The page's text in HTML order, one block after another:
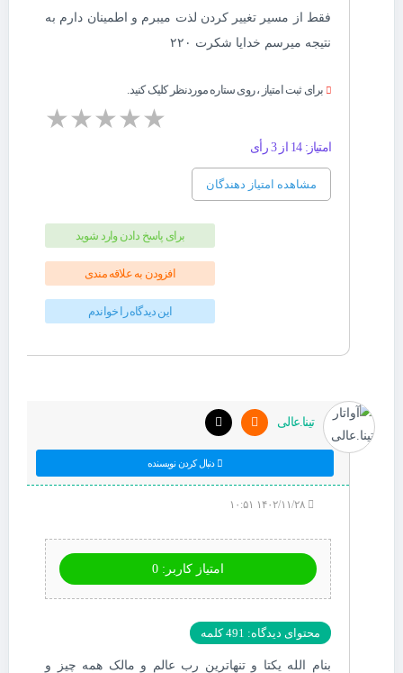
فقط از مسیر تغییر کردن لذت میبرم و اطمینان دارم به
نتیجه میرسم خدایا شکرت ۲۲۰
برای ثبت امتیاز ، روی ستاره موردنظر کلیک کنید.
★★★★★
امتیاز: 14 از 3 رأی
مشاهده امتیاز دهندگان
برای پاسخ دادن وارد شوید
افزودن به علاقه مندی
این دیدگاه را خواندم
تینا.عالی
دنبال کردن نویسنده
امتیاز کاربر: 0
محتوای دیدگاه: 491 کلمه
بنام الله یکتا و تنهاترین رب عالم و مالک همه چیز و